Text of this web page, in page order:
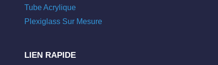
Tube Acrylique
Plexiglass Sur Mesure
LIEN RAPIDE